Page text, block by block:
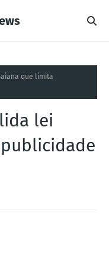
que limita
lei